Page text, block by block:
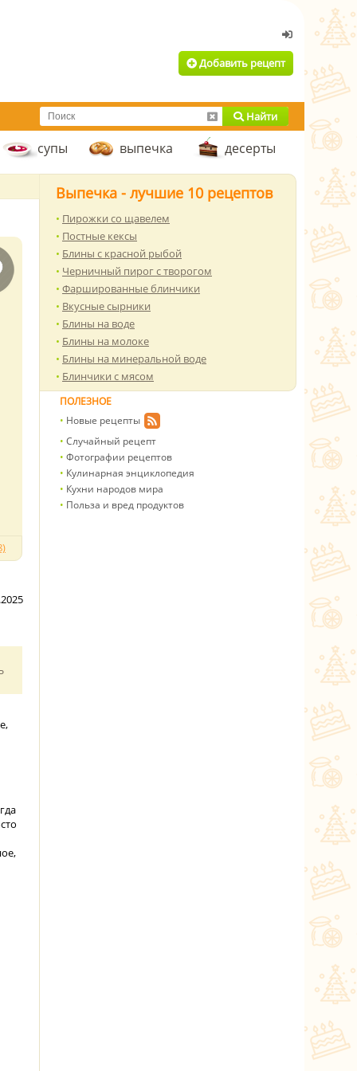
Добавить рецепт
Найти
супы выпечка десерты
Выпечка - лучшие 10 рецептов
Пирожки со щавелем
Постные кексы
Блины с красной рыбой
Черничный пирог с творогом
Фаршированные блинчики
Вкусные сырники
Блины на воде
Блины на молоке
Блины на минеральной воде
Блинчики с мясом
ПОЛЕЗНОЕ
Новые рецепты
Случайный рецепт
Фотографии рецептов
Кулинарная энциклопедия
Кухни народов мира
Польза и вред продуктов